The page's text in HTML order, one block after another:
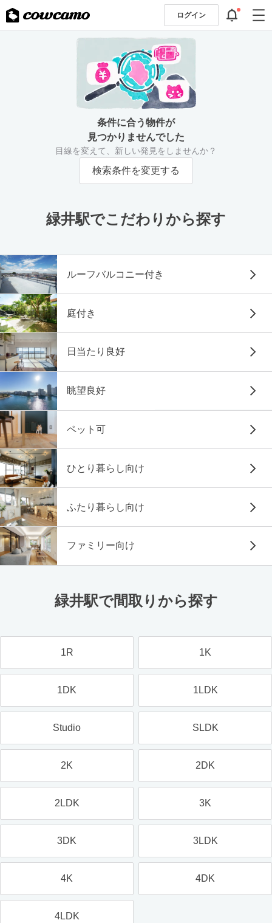
ログイン
条件に合う物件が
見つかりませんでした
目線を変えて、新しい発見をしませんか？
検索条件を変更する
緑井駅でこだわりから探す
ルーフバルコニー付き
庭付き
日当たり良好
眺望良好
ペット可
ひとり暮らし向け
ふたり暮らし向け
ファミリー向け
緑井駅で間取りから探す
1R 1K
1DK 1LDK
Studio SLDK
2K 2DK
2LDK 3K
3DK 3LDK
4K 4DK
4LDK